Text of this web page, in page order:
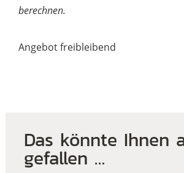
berechnen.
Angebot freibleibend
Das könnte Ihnen
gefallen …